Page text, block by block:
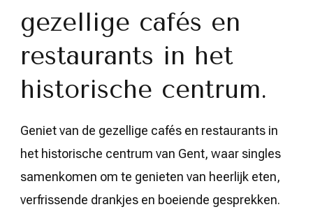
gezellige cafés en
restaurants in het
historische centrum.
Geniet van de gezellige cafés en restaurants in
het historische centrum van Gent, waar singles
samenkomen om te genieten van heerlijk eten,
verfrissende drankjes en boeiende gesprekken.